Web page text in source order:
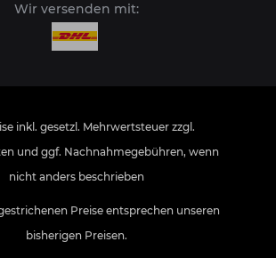
Wir versenden mit:
inkl. gesetzl. Mehrwertsteuer zzgl.
und ggf. Nachnahmegebühren, wenn
nicht anders beschrieben
Preise entsprechen unseren
bisherigen Preisen.